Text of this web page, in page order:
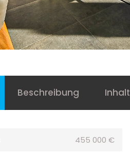
Beschreibung Inhalt
455 000 €